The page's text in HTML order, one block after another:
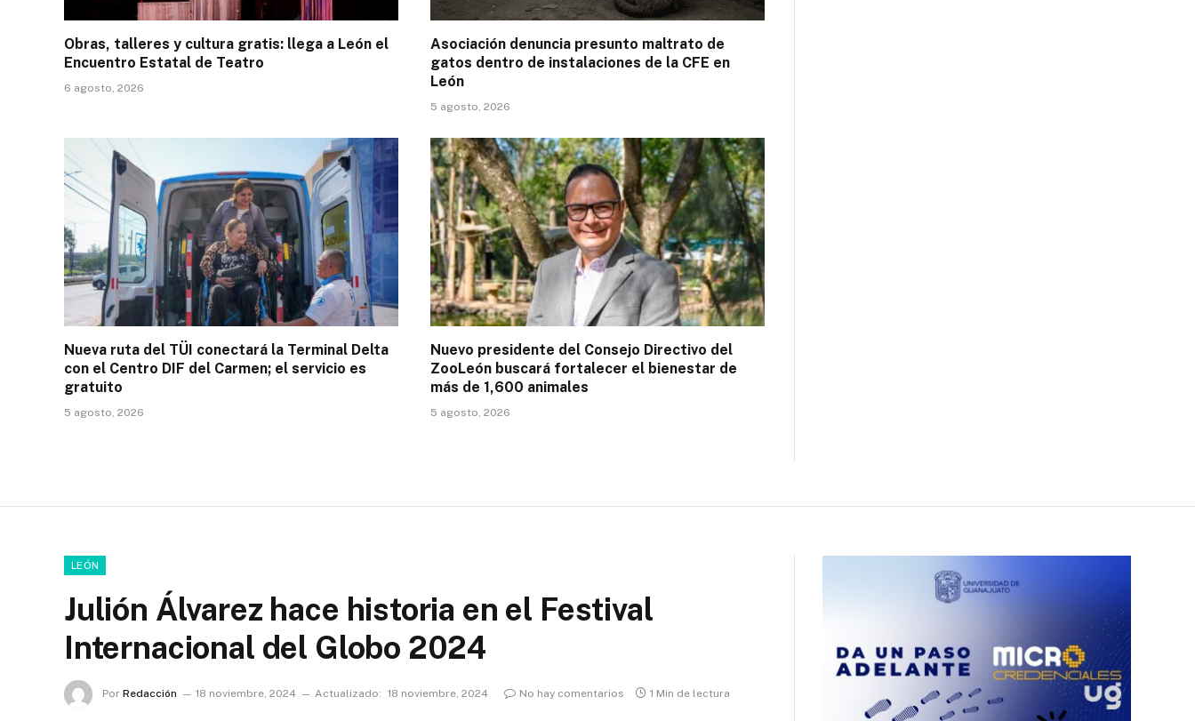
Obras, talleres y cultura gratis: llega a León el
Encuentro Estatal de Teatro
6 agosto, 2026
Asociación denuncia presunto maltrato de
gatos dentro de instalaciones de la CFE en
León
5 agosto, 2026
Nueva ruta del TÜI conectará la Terminal Delta
con el Centro DIF del Carmen; el servicio es
gratuito
5 agosto, 2026
Nuevo presidente del Consejo Directivo del
ZooLeón buscará fortalecer el bienestar de
más de 1,600 animales
5 agosto, 2026
LEÓN
Julión Álvarez hace historia en el Festival
Internacional del Globo 2024
Por Redacción 18 noviembre, 2024 Actualizado: 18 noviembre, 2024 No hay comentarios 1 Min de lectura